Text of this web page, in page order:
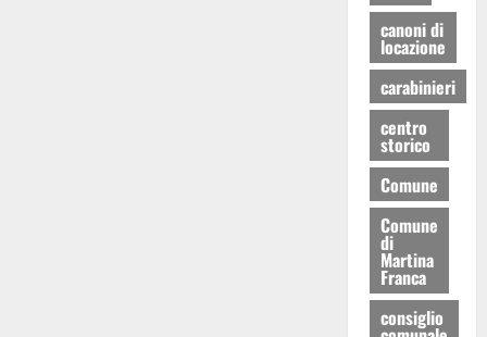
canoni di
locazione
carabinieri
centro
storico
Comune
Comune
di
Martina
Franca
consiglio